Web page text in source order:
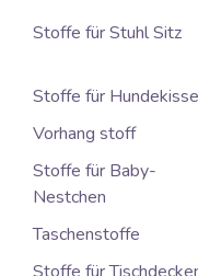
Stoffe für Stuhl Sitz
Stoffe für
Vorhang stoff
Stoffe für Baby-
Nestchen
Taschenstoffe